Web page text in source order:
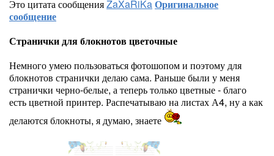
Это цитата сообщенияZaXaRiKaОригинальное
сообщение
Странички для блокнотов цветочные
Немного умею пользоваться фотошопом и поэтому для
блокнотов странички делаю сама. Раньше были у меня
странички черно-белые, а теперь только цветные - благо
есть цветной принтер. Распечатываю на листах А4, ну а как
делаются блокноты, я думаю, знаете